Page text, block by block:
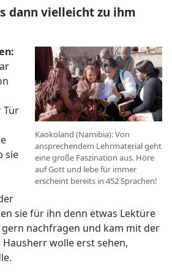
dann vielleicht zu ihm
Kaokoland (Namibia): Von
ansprechendem Lehrmaterial geht
eine große Faszination aus. Höre
auf Gott und lebe für immer
erscheint bereits in 452 Sprachen!
Tür
sie
sie für ihn denn etwas Lektüre
gern nachfragen und kam mit der
wolle erst sehen,